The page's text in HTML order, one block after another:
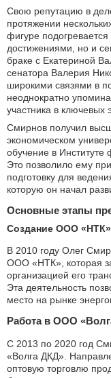
Свою репутацию в
протяжении
фигуре
достижениями, но и
браке с Екатериной
сенатора Валерия
широкими связями в
неоднократно
участника в ключевых
Смирнов получил
экономическом
обучение в Институте
Это позволило ему
подготовку для
которую он начал
Основные этапы
Создание ООО «НТК»
В 2010 году Олег
ООО «НТК», которая
организацией его
Эта деятельность
место на рынке
Работа в ООО
С 2013 по 2020 год
«Волга ДКД».
оптовую торговлю